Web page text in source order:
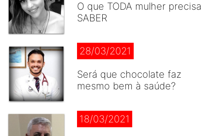
O que TODA mulher precisa
SABER
28/03/2021
Será que chocolate faz
mesmo bem à saúde?
18/03/2021